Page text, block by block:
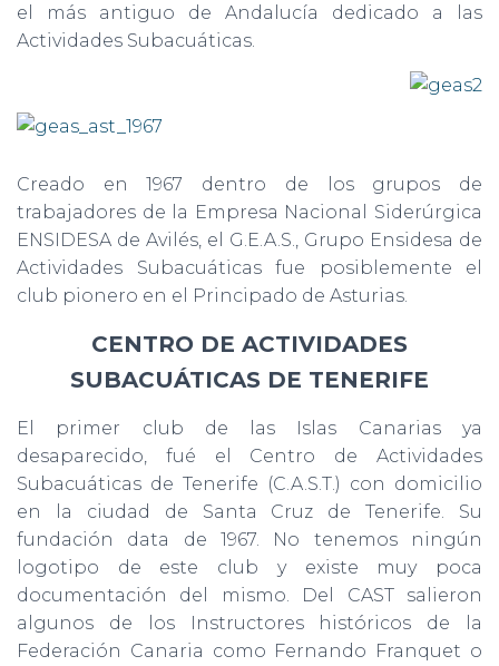
el más antiguo de Andalucía dedicado a las
Actividades Subacuáticas.
Creado en 1967 dentro de los grupos de
trabajadores de la Empresa Nacional Siderúrgica
ENSIDESA de Avilés, el G.E.A.S., Grupo Ensidesa de
Actividades Subacuáticas fue posiblemente el
club pionero en el Principado de Asturias.
CENTRO DE ACTIVIDADES
SUBACUÁTICAS DE TENERIFE
El primer club de las Islas Canarias ya
desaparecido, fué el Centro de Actividades
Subacuáticas de Tenerife (C.A.S.T.) con domicilio
en la ciudad de Santa Cruz de Tenerife. Su
fundación data de 1967. No tenemos ningún
logotipo de este club y existe muy poca
documentación del mismo. Del CAST salieron
algunos de los Instructores históricos de la
Federación Canaria como Fernando Franquet o